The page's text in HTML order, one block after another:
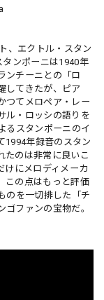
、エクトル・スタン
ンポーニは1940年
ンチーニとの「ロ
してきたが、ピア
つてメロペア・レー
ル・ロッシの語りを
るスタンポーニのイ
1994年録音のスタン
のは非常に良いこ
けにメロディメーカ
この点はもっと評価
のを一切排した「チ
ファンの宝物だ。